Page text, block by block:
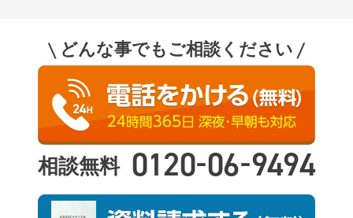
どんな事でもご相談ください
相談無料 0120-06-9494